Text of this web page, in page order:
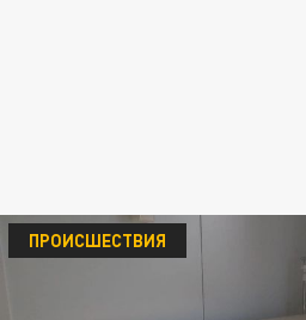
ПРОИСШЕСТВИЯ